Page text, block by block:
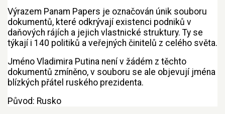
Přejít na: navigace,hledání
Výrazem Panam Papers je označován únik souboru
dokumentů, které odkrývají existenci podniků v
daňových rájích a jejich vlastnické struktury. Ty se
týkají i 140 politiků a veřejných činitelů z celého světa.
Jméno Vladimira Putina není v žádém z těchto
dokumentů zmíněno, v souboru se ale objevují jména
blízkých přátel ruského prezidenta.
Původ: Rusko